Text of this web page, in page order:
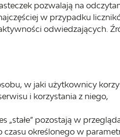
pozwalają na
w przypadku
odwiedzających.
w jaki użytkownicy
i korzystania z niego,
„stałe” pozostają w
określonego w